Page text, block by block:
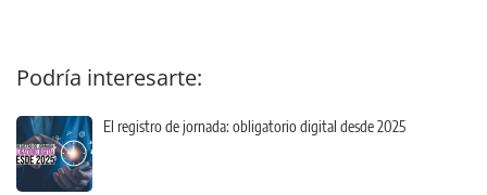
Podría interesarte:
El registro de jornada: obligatorio digital desde 2025